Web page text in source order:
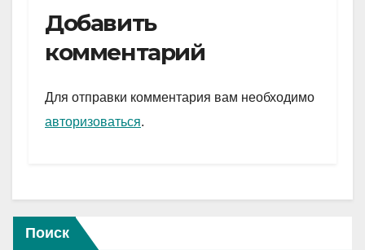
e
gr
a
m
er
s
A
p
и
Добавить
комментарий
Для отправки комментария вам необходимо
авторизоваться.
Поиск